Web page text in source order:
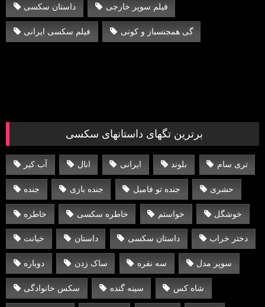
داستان سکسی فیلم سوپر خارجی
فیلم سکسی ایرانی گی همجنسباز و کونی
برترین تگهای داستانهای سکسی
آب کیر انال ایرانی بلوند تری سام
جنده جنده بازی جنده تو فامیل حشری
خاطره خاطره سکسی خواستم خوشگل
خیانت داستان داستان سکسی دختر خراب
دوباره ساک زدن سه نفره سوپر مدل
سکس خانوادگی سینه گنده شاه کس